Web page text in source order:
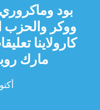
بود
ووكر
كارولاينا
مارك
14